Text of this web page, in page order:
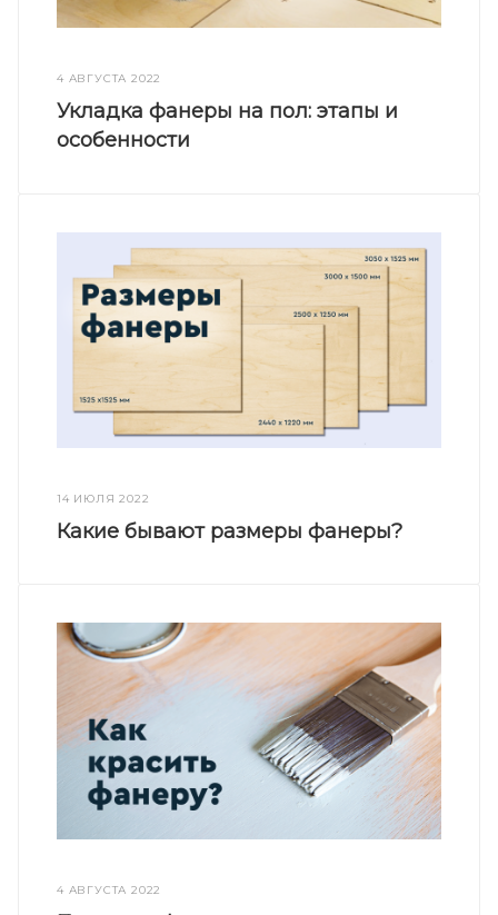
4 АВГУСТА 2022
Укладка фанеры на пол: этапы и
особенности
14 ИЮЛЯ 2022
Какие бывают размеры фанеры?
4 АВГУСТА 2022